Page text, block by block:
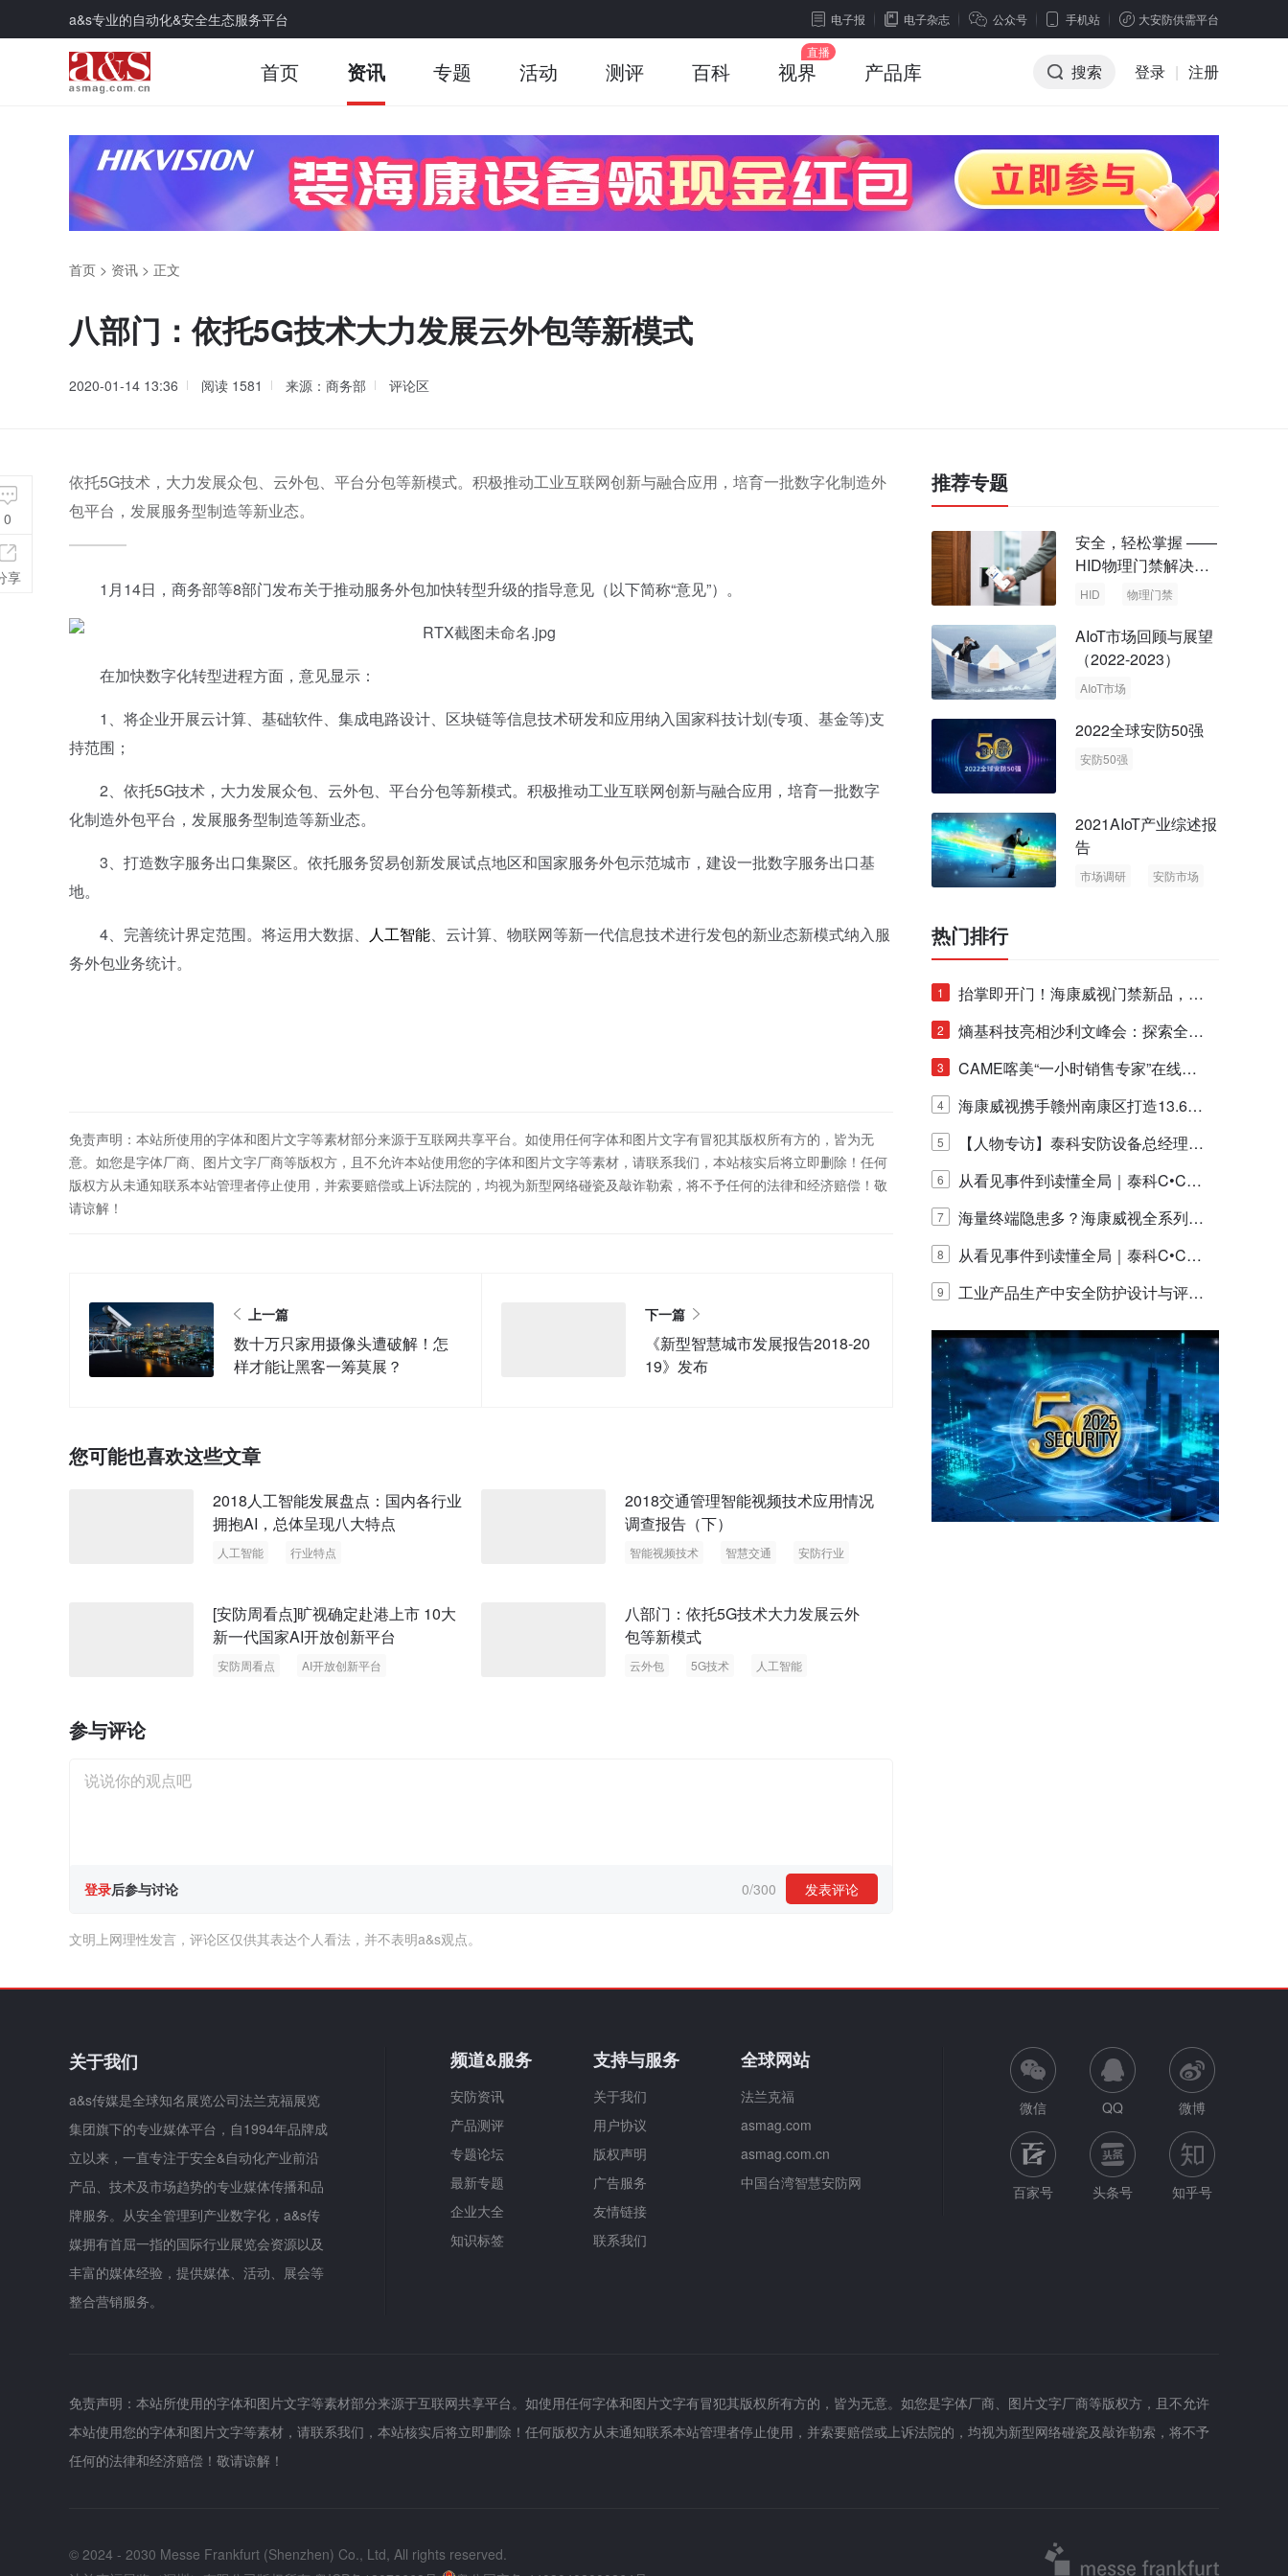
a&s专业的自动化&安全生态服务平台 电子报 电子杂志 公众号 手机站 大安防供需平台
首页 资讯 专题 活动 测评 百科 视界 产品库 搜索 登录 | 注册
首页 > 资讯 > 正文
八部门：依托5G技术大力发展云外包等新模式
2020-01-14 13:36 阅读 1581 来源：商务部 评论区
依托5G技术，大力发展众包、云外包、平台分包等新模式。积极推动工业互联网创新与融合应用，培育一批数字化制造外
包平台，发展服务型制造等新业态。
1月14日，商务部等8部门发布关于推动服务外包加快转型升级的指导意见（以下简称“意见”）。
在加快数字化转型进程方面，意见显示：
1、将企业开展云计算、基础软件、集成电路设计、区块链等信息技术研发和应用纳入国家科技计划(专项、基金等)支
持范围；
2、依托5G技术，大力发展众包、云外包、平台分包等新模式。积极推动工业互联网创新与融合应用，培育一批数字
化制造外包平台，发展服务型制造等新业态。
3、打造数字服务出口集聚区。依托服务贸易创新发展试点地区和国家服务外包示范城市，建设一批数字服务出口基
地。
4、完善统计界定范围。将运用大数据、 人工智能、云计算、物联网等新一代信息技术进行发包的新业态新模式纳入服
务外包业务统计。
免责声明：本站所使用的字体和图片文字等素材部分来源于互联网共享平台。如使用任何字体和图片文字有冒犯其版权所有方的，皆为无
意。如您是字体厂商、图片文字厂商等版权方，且不允许本站使用您的字体和图片文字等素材，请联系我们，本站核实后将立即删除！任何
版权方从未通知联系本站管理者停止使用，并索要赔偿或上诉法院的，均视为新型网络碰瓷及敲诈勒索，将不予任何的法律和经济赔偿！敬
请谅解！
上一篇
数十万只家用摄像头遭破解！怎
样才能让黑客一筹莫展？
下一篇
《新型智慧城市发展报告2018-20
19》发布
您可能也喜欢这些文章
2018人工智能发展盘点：国内各行业
拥抱AI，总体呈现八大特点
人工智能 行业特点
2018交通管理智能视频技术应用情况
调查报告（下）
智能视频技术 智慧交通
安防行业
[安防周看点]旷视确定赴港上市 10大
新一代国家AI开放创新平台
安防周看点 AI开放创新平台
八部门：依托5G技术大力发展云外
包等新模式
云外包 5G技术 人工智能
参与评论
登录后参与讨论 0/300 发表评论
文明上网理性发言，评论区仅供其表达个人看法，并不表明a&s观点。
0
享
推荐专题
安全，轻松掌握 ——
HID物理门禁解决方
案，启动智慧安全新
HID 物理门禁
AIoT市场回顾与展望
（2022-2023）
AIoT市场
2022全球安防50强
安防50强
2021AIoT产业综述报
告
市场调研
安防市场
热门排行
1
抬掌即开门！海康威视门禁新品，不
止认人脸，更认"掌"中静脉！
2
熵基科技亮相沙利文峰会：探索全栈
脑机技术商业化生态新路径
3
CAME喀美“一小时销售专家”在线赋
能培训正式启动！
4
海康威视携手赣州南康区打造13.6公
里绿波网
5
【人物专访】泰科安防设备总经理张
宁解码安防出海新范式
6
从看见事件到读懂全局｜泰科C•CUR
E IQ 3.20开启安防运营智能新时代
7
海量终端隐患多？海康威视全系列物
联安全产品，四层守护更放心！
8
从看见事件到读懂全局｜泰科C•CUR
E IQ 3.20开启安防运营智能新时代
9
工业产品生产中安全防护设计与评估
的实践与探讨
关于我们
a&s传媒是全球知名展览公司法兰克福展览
集团旗下的专业媒体平台，自1994年品牌成
立以来，一直专注于安全&自动化产业前沿
产品、技术及市场趋势的专业媒体传播和品
牌服务。从安全管理到产业数字化，a&s传
媒拥有首屈一指的国际行业展览会资源以及
丰富的媒体经验，提供媒体、活动、展会等
整合营销服务。
频道&服务
安防资讯
产品测评
专题论坛
最新专题
企业大全
知识标签
支持与服务
关于我们
用户协议
版权声明
广告服务
友情链接
联系我们
全球网站
法兰克福
asmag.com
asmag.com.cn
中国台湾智慧安防网
微信 QQ 微博
百家号 头条号 知乎号
免责声明：本站所使用的字体和图片文字等素材部分来源于互联网共享平台。如使用任何字体和图片文字有冒犯其版权所有方的，皆为无意。如您是字体厂商、图片文字厂商等版权方，且不允许
本站使用您的字体和图片文字等素材，请联系我们，本站核实后将立即删除！任何版权方从未通知联系本站管理者停止使用，并索要赔偿或上诉法院的，均视为新型网络碰瓷及敲诈勒索，将不予
任何的法律和经济赔偿！敬请谅解！
© 2024 - 2030 Messe Frankfurt (Shenzhen) Co., Ltd, All rights reserved.